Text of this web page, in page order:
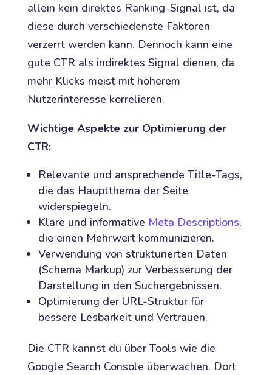
allein kein direktes Ranking-Signal ist, da
diese durch verschiedenste Faktoren
verzerrt werden kann. Dennoch kann eine
gute CTR als indirektes Signal dienen, da
mehr Klicks meist mit höherem
Nutzerinteresse korrelieren.
Wichtige Aspekte zur Optimierung der
CTR:
Relevante und ansprechende Title-Tags,
die das Hauptthema der Seite
widerspiegeln.
Klare und informative Meta Descriptions,
die einen Mehrwert kommunizieren.
Verwendung von strukturierten Daten
(Schema Markup) zur Verbesserung der
Darstellung in den Suchergebnissen.
Optimierung der URL-Struktur für
bessere Lesbarkeit und Vertrauen.
Die CTR kannst du über Tools wie die
Google Search Console überwachen. Dort